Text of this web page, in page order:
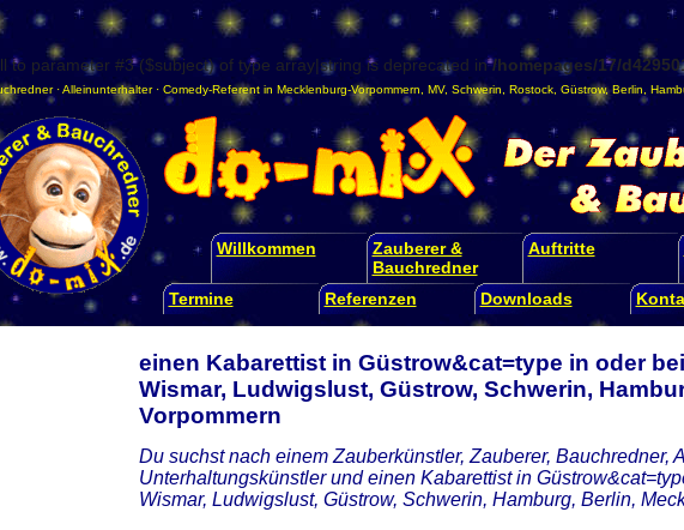
to parameter #3 ($subject) of type array|string is deprecated in/homepages/17/
·Alleinunterhalter· Comedy-Referent in Mecklenburg-Vorpommern MV, Schwerin Rostock Güstrow,Berlin
Willkommen
Zauberer &
Bauchredner
Auftritte
Termine Referenzen Downloads
einen Kabarettist in Güstrow&cat=type in oder
Wismar, Ludwigslust, Güstrow, Schwerin,
Vorpommern
Du suchst nach einem Zauberkünstler, Zauberer, Bauchredner,
Unterhaltungskünstler und einen Kabarettist in
Wismar, Ludwigslust, Güstrow, Schwerin, Hamburg, Berlin,